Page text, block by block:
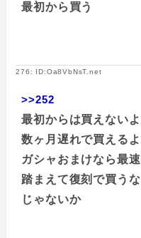
最初から買う
276: ID:Oa8VbNsT.net
>>252
最初からは買えないよ
数ヶ月遅れで買える
ガシャおまけなら最
踏まえて復刻で買う
じゃないか